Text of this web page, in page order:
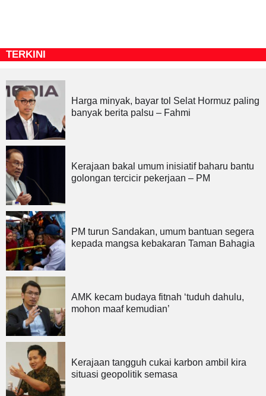
TERKINI
Harga minyak, bayar tol Selat Hormuz paling
banyak berita palsu – Fahmi
Kerajaan bakal umum inisiatif baharu bantu
golongan tercicir pekerjaan – PM
PM turun Sandakan, umum bantuan segera
kepada mangsa kebakaran Taman Bahagia
AMK kecam budaya fitnah ‘tuduh dahulu,
mohon maaf kemudian’
Kerajaan tangguh cukai karbon ambil kira
situasi geopolitik semasa